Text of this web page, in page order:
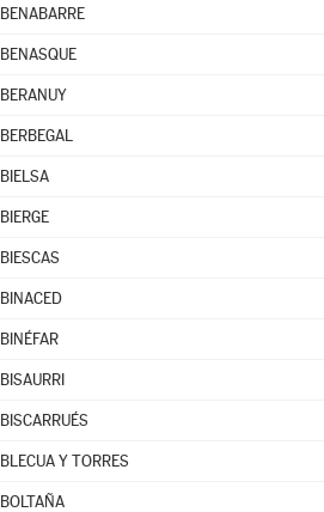
BENABARRE
BENASQUE
BERANUY
BERBEGAL
BIELSA
BIERGE
BIESCAS
BINACED
BINÉFAR
BISAURRI
BISCARRUÉS
BLECUA Y TORRES
BOLTAÑA